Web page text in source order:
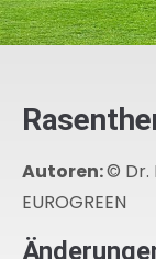
Autoren:© Dr.
EUROGREEN